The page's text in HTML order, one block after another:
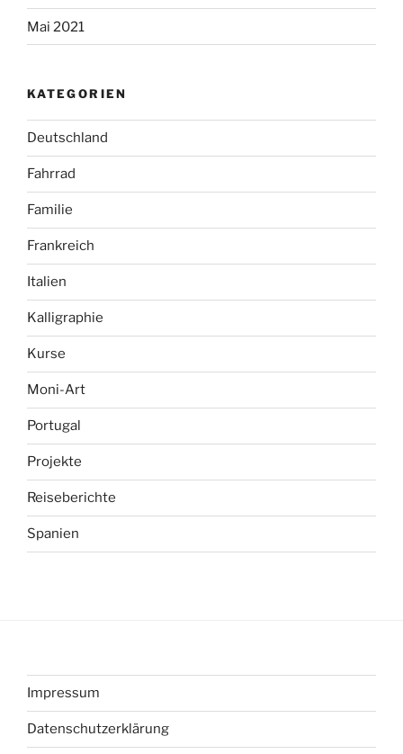
Mai 2021
KATEGORIEN
Deutschland
Fahrrad
Familie
Frankreich
Italien
Kalligraphie
Kurse
Moni-Art
Portugal
Projekte
Reiseberichte
Spanien
Impressum
Datenschutzerklärung